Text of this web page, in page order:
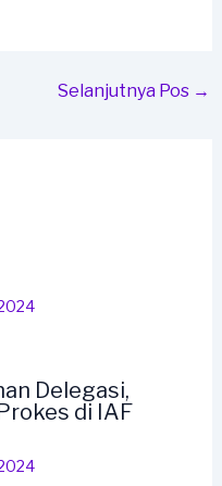
Selanjutnya Pos →
Delegasi,
di IAF